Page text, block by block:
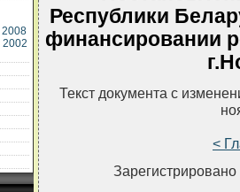
2008
2002
Республики
финансировании
Текст документа с
<